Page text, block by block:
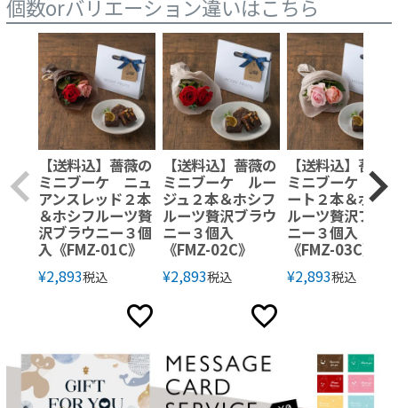
個数orバリエーション違いはこちら
【送料込】薔薇の
ミニブーケ ニュ
アンスレッド２本
＆ホシフルーツ贅
沢ブラウニー３個
入《FMZ-01C》
¥2,893税込
【送料込】薔薇の
ミニブーケ ルー
ジュ２本＆ホシフ
ルーツ贅沢ブラウ
ニー３個入
《FMZ-02C》
¥2,893税込
【送料込】薔薇
ミニブーケ ス
ート２本＆ホシ
ルーツ贅沢ブラ
ニー３個入
《FMZ-03C》
¥2,893税込